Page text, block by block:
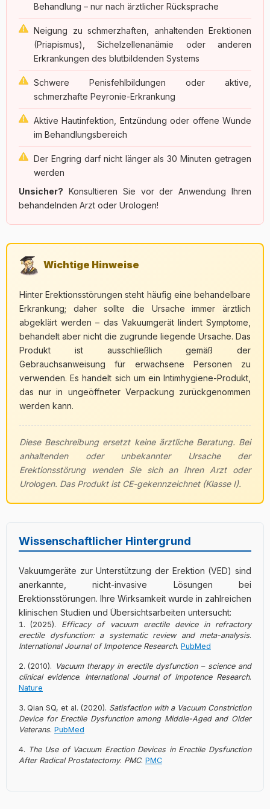
Behandlung – nur nach ärztlicher Rücksprache
Neigung zu schmerzhaften, anhaltenden Erektionen
(Priapismus), Sichelzellenanämie oder anderen
Erkrankungen des blutbildenden Systems
Schwere Penisfehlbildungen oder aktive,
schmerzhafte Peyronie-Erkrankung
Aktive Hautinfektion, Entzündung oder offene Wunde
im Behandlungsbereich
Der Engring darf nicht länger als 30 Minuten getragen
werden
Unsicher? Konsultieren Sie vor der Anwendung Ihren
behandelnden Arzt oder Urologen!
Wichtige Hinweise
Hinter Erektionsstörungen steht häufig eine behandelbare
Erkrankung; daher sollte die Ursache immer ärztlich
abgeklärt werden – das Vakuumgerät lindert Symptome,
behandelt aber nicht die zugrunde liegende Ursache. Das
Produkt ist ausschließlich gemäß der
Gebrauchsanweisung für erwachsene Personen zu
verwenden. Es handelt sich um ein Intimhygiene-Produkt,
das nur in ungeöffneter Verpackung zurückgenommen
werden kann.
Diese Beschreibung ersetzt keine ärztliche Beratung. Bei
anhaltenden oder unbekannter Ursache der
Erektionsstörung wenden Sie sich an Ihren Arzt oder
Urologen. Das Produkt ist CE-gekennzeichnet (Klasse I).
Wissenschaftlicher Hintergrund
Vakuumgeräte zur Unterstützung der Erektion (VED) sind
anerkannte, nicht-invasive Lösungen bei
Erektionsstörungen. Ihre Wirksamkeit wurde in zahlreichen
klinischen Studien und Übersichtsarbeiten untersucht:
(2025). Efficacy of vacuum erectile device in refractory
erectile dysfunction: a systematic review and meta-analysis.
International Journal of Impotence Research. PubMed
(2010). Vacuum therapy in erectile dysfunction – science and
clinical evidence. International Journal of Impotence Research.
Nature
Qian SQ, et al. (2020). Satisfaction with a Vacuum Constriction
Device for Erectile Dysfunction among Middle-Aged and Older
Veterans. PubMed
The Use of Vacuum Erection Devices in Erectile Dysfunction
After Radical Prostatectomy. PMC. PMC